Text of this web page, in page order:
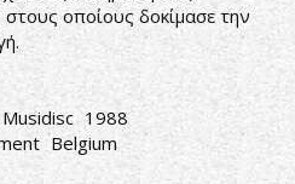
οποίους δοκίμασε την
Musidisc 1988
Belgium